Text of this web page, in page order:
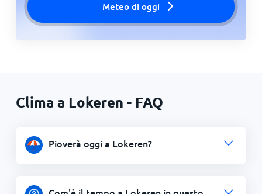
Meteo di oggi
Clima a Lokeren - FAQ
Pioverà oggi a Lokeren?